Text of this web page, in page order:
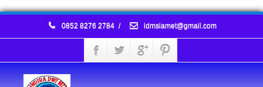
0852 8276 2784 / idmslamet@gmail.com